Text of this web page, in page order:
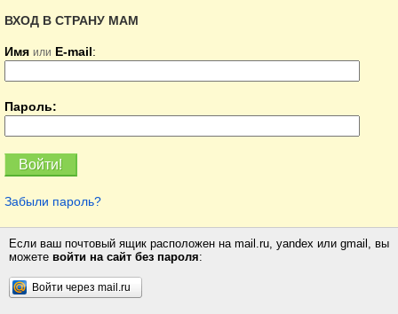
ВХОД В СТРАНУ МАМ
Имя или E-mail:
Пароль:
Забыли пароль?
Если ваш почтовый ящик расположен на mail.ru, yandex или gmail, вы
можете войти на сайт без пароля:
Войти через mail.ru